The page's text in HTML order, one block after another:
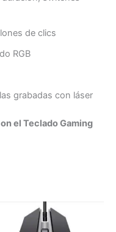
de clics
RGB
grabadas con láser
el Teclado Gaming